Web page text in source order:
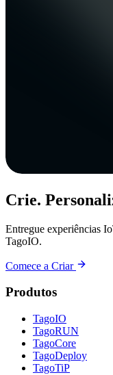
Crie.
Entregue experiências
TagoIO.
Comece a Criar
Produtos
TagoIO
TagoRUN
TagoCore
TagoDeploy
TagoTiP